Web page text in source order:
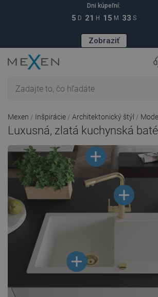
Dni kúpeľní:
5 D 21 H 15 M 33 S
Zobraziť
Mexen Inšpirácie Architektonický štýl
Luxusná, zlatá kuchynská